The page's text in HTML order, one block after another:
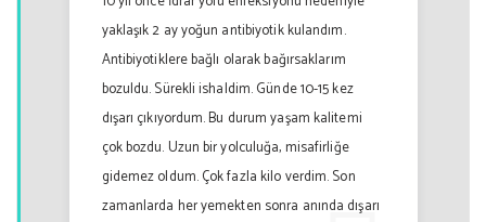
yaklaşık 2 ay yoğun antibiyotik kulandım.
Antibiyotiklere bağlı olarak bağırsaklarım
bozuldu. Sürekli ishaldim. Günde 10-15 kez
dışarı çıkıyordum. Bu durum yaşam kalitemi
çok bozdu. Uzun bir yolculuğa, misafirliğe
gidemez oldum. Çok fazla kilo verdim. Son
zamanlarda her yemekten sonra anında dışarı